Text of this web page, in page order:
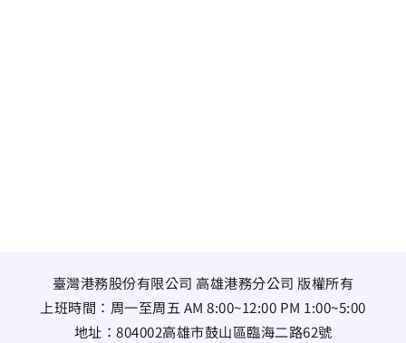
臺灣港務股份有限公司 高雄港務分公司 版權所有
上班時間：周一至周五 AM 8:00~12:00 PM 1:00~5:00
地址： 804002高雄市鼓山區臨海二路62號